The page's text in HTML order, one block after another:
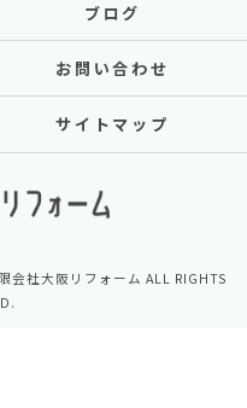
ブログ
お問い合わせ
サイトマップ
社大阪リフォーム ALL RIGHTS